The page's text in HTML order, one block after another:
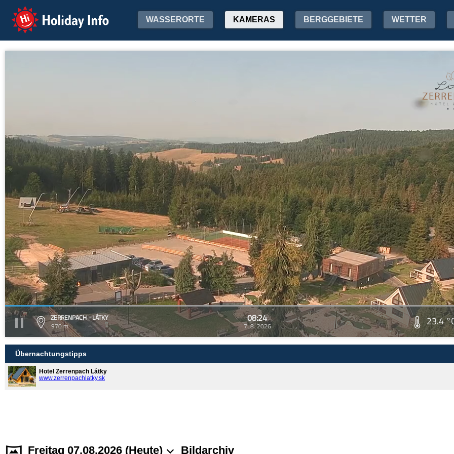
Holiday Info WASSERORTE KAMERAS BERGGEBIETE WETTER
ZERRENPACH - LÁTKY
970 m
08:24
7. 8. 2026 23.4
Übernachtungstipps
Hotel Zerrenpach Látky
www.zerrenpachlatky.sk
Freitag 07.08.2026 (Heute) Bildarchiv